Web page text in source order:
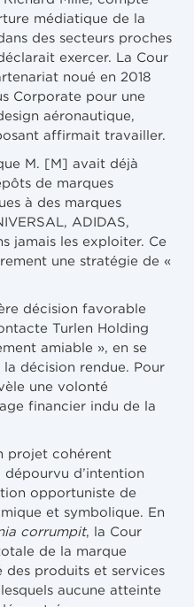
médiatique de la
des secteurs proches
exercer. La Cour
noué en 2018
Corporate pour une
aéronautique,
affirmait travailler.
M. [M] avait déjà
de marques
à des marques
ADIDAS,
jamais les exploiter. Ce
une stratégie de «
décision favorable
Turlen Holding
amiable », en se
décision rendue. Pour
une volonté
financier indu de la
projet cohérent
d’intention
opportuniste de
et symbolique. En
corrumpit, la Cour
de la marque
des produits et services
aucune atteinte